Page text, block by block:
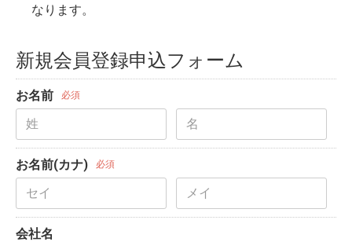
なります。
新規会員登録申込フォーム
お名前 必須
お名前(カナ) 必須
会社名